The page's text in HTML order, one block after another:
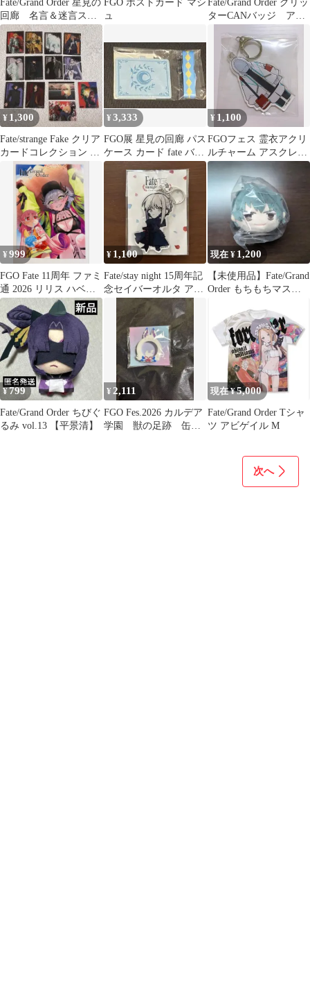
Fate/Grand Order 星見の
回廊 名言＆迷言ステ
ッカー 5枚入
FGO ポストカード マシ
ュ
Fate/Grand Order グリッ
ターCANバッジ アキ
¥ 1,300
Fate/strange Fake クリア
カードコレクション 13
枚セット
¥3,333
FGO展 星見の回廊 パス
ケース カード fate バッ
ジ アクリル 特典 くじ
¥ 1,100
FGOフェス 霊衣アクリ
ルチャーム アスクレピ
オス
¥999
FGO Fate 11周年 ファミ
通 2026 リリス ハベト
ロット イラスト
¥ 1,100
Fate/stay night 15周年記
念セイバーオルタ アク
リルキーホルダー
現在 ¥ 1,200
【未使用品】Fate/Grand
Order もちもちマスコ
¥799
Fate/Grand Order ちびぐ
るみ vol.13 【平景清】
¥2,111
FGO Fes.2026 カルデア
学園 獣の足跡 缶バ
現在 ¥5,000
Fate/Grand Order Tシャ
ツ アビゲイル M
次へ